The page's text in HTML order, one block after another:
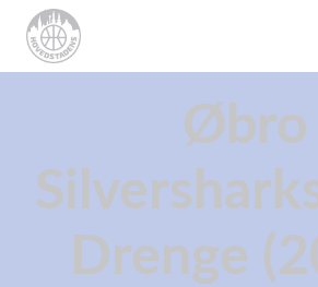
Øbro
Drenge